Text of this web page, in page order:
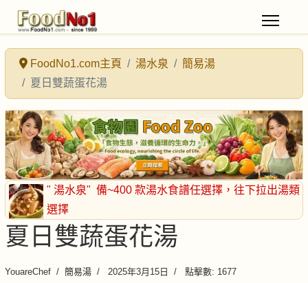
FoodNo1.com主頁 湯水泉
簡易湯
夏日雙蔬蛋花湯
" 湯水泉" 備~400 款湯水食譜任選擇 ，往下拉出湯類
選擇
夏日雙蔬蛋花湯
YouareChef 簡易湯 2025年3月15日 點擊數: 1677